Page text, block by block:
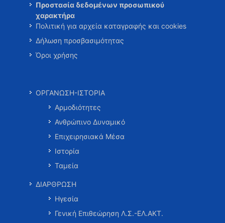
Προστασία δεδομένων προσωπικού
χαρακτήρα
Πολιτική για αρχεία καταγραφής και cookies
Δήλωση προσβασιμότητας
Όροι χρήσης
ΟΡΓΑΝΩΣΗ-ΙΣΤΟΡΙΑ
Αρμοδιότητες
Ανθρώπινο Δυναμικό
Επιχειρησιακά Μέσα
Ιστορία
Ταμεία
ΔΙΑΡΘΡΩΣΗ
Ηγεσία
Γενική Επιθεώρηση Λ.Σ.-ΕΛ.ΑΚΤ.